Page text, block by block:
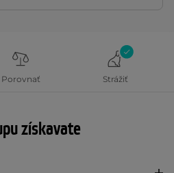
Porovnať Strážiť
získavate